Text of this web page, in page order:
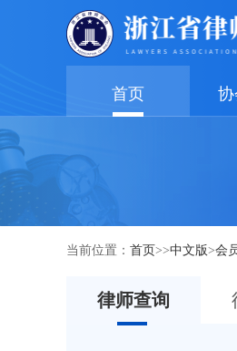
首页
当前位置： 首页>>中文版>会
律师查询